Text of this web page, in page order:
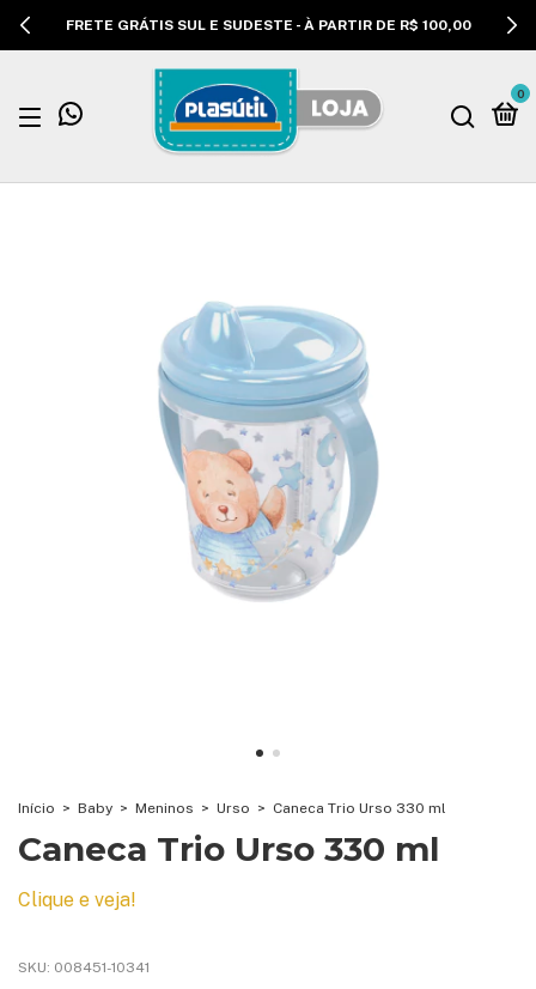
FRETE GRÁTIS SUL E SUDESTE - À PARTIR DE R$ 100,00
0
Início > Baby > Meninos > Urso > Caneca Trio Urso 330 ml
Caneca Trio Urso 330 ml
Clique e veja!
SKU: 008451-10341